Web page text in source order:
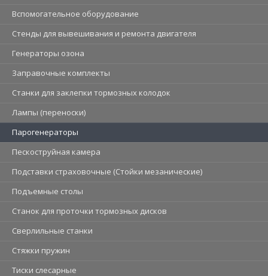
Вспомогательное оборудование
Стенды для вывешивания и ремонта двигателя
Генераторы озона
Заправочные комплекты
Станки для заклепки тормозных колодок
Лампы (переноски)
Парогенераторы
Пескоструйная камера
Подставки страховочные (Стойки мезанические)
Подъемные столы
Станок для проточки тормозных дисков
Сверлильные станки
Стяжки пружин
Тиски слесарные